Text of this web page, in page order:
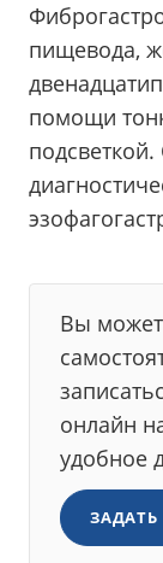
пищевода,
помощи
Вы
онлайн
удобное